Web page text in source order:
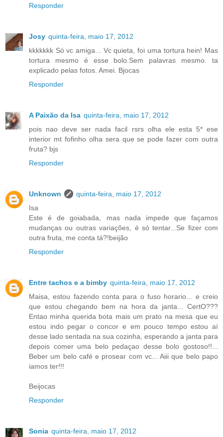
Responder
Josy quinta-feira, maio 17, 2012
kkkkkkk Só vc amiga... Vc quieta, foi uma tortura hein! Mas
tortura mesmo é esse bolo.Sem palavras mesmo. ta
explicado pelas fotos. Amei. Bjocas
Responder
A Paixão da Isa quinta-feira, maio 17, 2012
pois nao deve ser nada facil rsrs olha ele esta 5* ese
interior mt fofinho olha sera que se pode fazer com outra
fruta? bjs
Responder
Unknown
quinta-feira, maio 17, 2012
Isa
Este é de goiabada, mas nada impede que façamos
mudanças ou outras variações, é só tentar...Se fizer com
outra fruta, me conta tá?!beijão
Responder
Entre tachos e a bimby quinta-feira, maio 17, 2012
Maisa, estou fazendo conta para o fuso horario... e creio
que estou chegando bem na hora da janta... CertO???
Entao minha querida bota mais um prato na mesa que eu
estou indo pegar o concor e em pouco tempo estou aí
desse lado sentada na sua cozinha, esperando a janta para
depois comer uma belo pedaçao desse bolo gostoso!!...
Beber um belo café e prosear com vc... Aiii que belo papo
iamos ter!!!
Beijocas
Responder
Sonia quinta-feira, maio 17, 2012